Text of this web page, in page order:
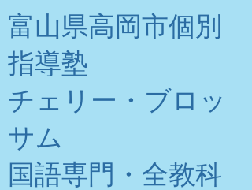
富山県高岡市個別
指導塾
チェリー・ブロッ
サム
​国語専門・全教科